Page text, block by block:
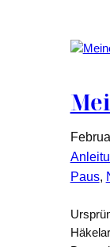
Paus,